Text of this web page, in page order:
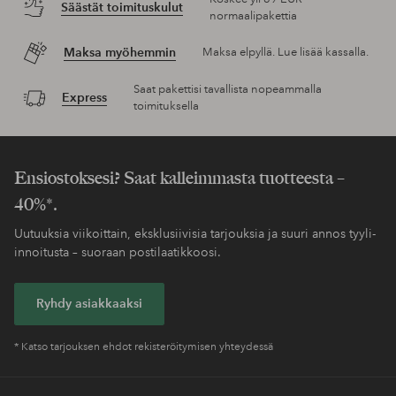
Säästät toimituskulut
normaalipakettia
Maksa myöhemmin Maksa elpyllä. Lue lisää kassalla.
Express
Saat pakettisi tavallista nopeammalla
toimituksella
Ensiostoksesi? Saat kalleimmasta tuotteesta –
40%*.
Uutuuksia viikoittain, eksklusiivisia tarjouksia ja suuri annos tyyli-
innoitusta – suoraan postilaatikkoosi.
Ryhdy asiakkaaksi
* Katso tarjouksen ehdot rekisteröitymisen yhteydessä